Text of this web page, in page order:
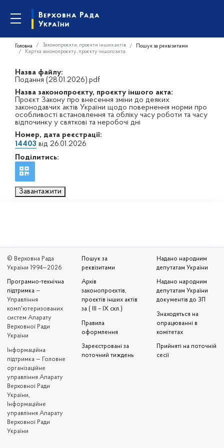
Головна Законопроєкти, проєкти інших актів
Пошук за реквізитами
Картка законопроєкту, проєкту іншого акта
Назва файлу:
Подання (28.01.2026).pdf
Назва законопроєкту, проєкту іншого акта:
Проєкт Закону про внесення зміни до деяких
законодавчих актів України щодо повернення норми про
особливості встановлення та обліку часу роботи та часу
відпочинку у святкові та неробочі дні
Номер, дата реєстрації:
14403 від 26.01.2026
Поділитись:
Завантажити
© Верховна Рада
України 1994—2026
Програмно-технічна
підтримка —
Управління
комп'ютеризованих
систем Апарату
Верховної Ради
України
Iнформаційна
підтримка — Головне
організаційне
управління Апарату
Верховної Ради
України,
Інформаційне
управління Апарату
Верховної Ради
України
Пошук за
реквізитами
Архів
законопроєктів,
проєктів інших актів
за ( III – IX скл.)
Правила
оформлення
Зареєстровані за
поточний тиждень
Надано народним
депутатам України
Надано народним
депутатам України
документів до ЗП
Знаходяться на
опрацюванні в
комітетах
Прийняті на поточній
сесії